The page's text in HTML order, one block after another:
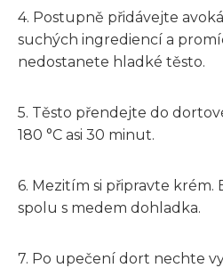
4. Postupně přidávejte
suchých ingrediencí a
nedostanete hladké těsto.
5. Těsto přendejte do
180 °C asi 30 minut.
6. Mezitím si připravte
spolu s medem dohladka.
7. Po upečení dort nechte